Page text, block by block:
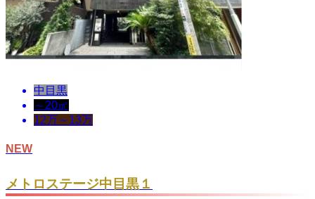
中目黒
～20㎡
12万～13万
NEW
メトロステージ中目黒１